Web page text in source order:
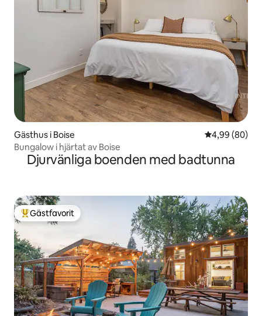
Gästhus i Boise 4,99 av 5 i
4,99 (80)
Bungalow i hjärtat av Boise
Djurvänliga boenden med badtunna
Populär gästfavorit
Gästfavorit